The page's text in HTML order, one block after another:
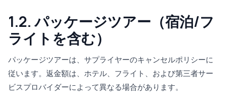
1.2. パッケージツアー（宿泊/フ
ライトを含む）
パッケージツアーは、サプライヤーのキャンセルポリシーに
従います。返金額は、ホテル、フライト、および第三者サー
ビスプロバイダーによって異なる場合があります。